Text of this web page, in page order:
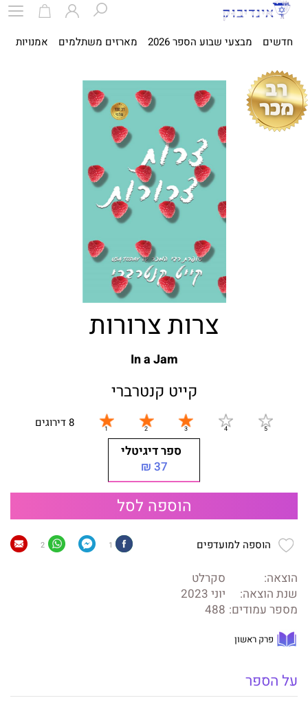
חדשים מבצעי שבוע הספר 2026 מארזים משתלמים אמנויות
צרות צרורות
In a Jam
קייט קנטרברי
8 דירוגים
ספר דיגיטלי
37 ₪
הוספה לסל
הוספה למועדפים 1
2
הוצאה:
סקרלט
שנת הוצאה:
יוני 2023
מספר עמודים: 488
פרק ראשון
על הספר